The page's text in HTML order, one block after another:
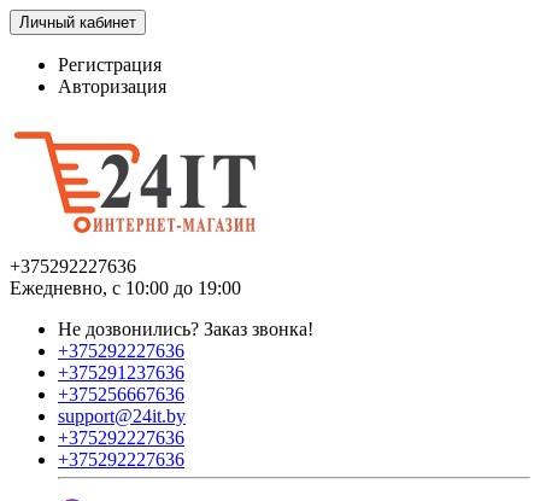
Личный кабинет
Регистрация
Авторизация
+375292227636
Ежедневно, с 10:00 до 19:00
Не дозвонились? Заказ звонка!
+375292227636
+375291237636
+375256667636
support@24it.by
+375292227636
+375292227636